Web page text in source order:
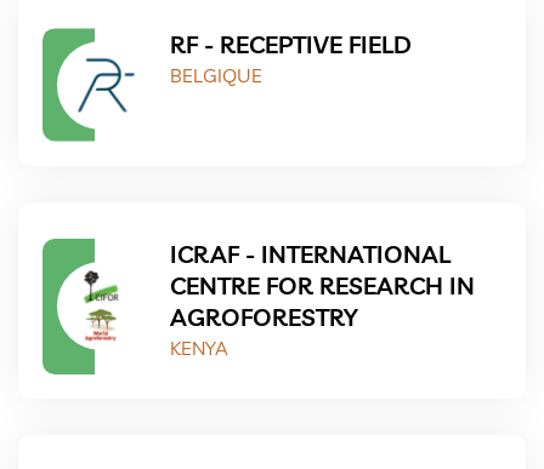
RF - RECEPTIVE FIELD
BELGIQUE
ICRAF - INTERNATIONAL
CENTRE FOR RESEARCH IN
AGROFORESTRY
KENYA